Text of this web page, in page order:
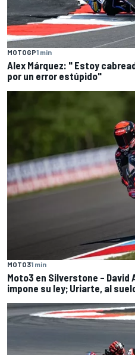
MOTOGP1 min
Alex Márquez: " Estoy
por un error estúpido"
MOTO31 min
Moto3 en Silverstone – David
impone su ley; Uriarte, al